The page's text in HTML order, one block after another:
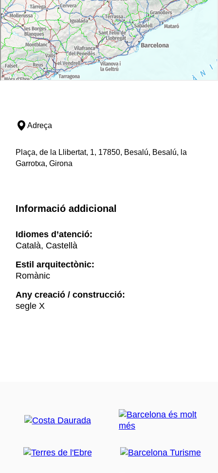
Adreça
Plaça, de la Llibertat, 1, 17850, Besalú, Besalú, la
Garrotxa, Girona
Informació addicional
Idiomes d’atenció:
Català, Castellà
Estil arquitectònic:
Romànic
Any creació / construcció:
segle X